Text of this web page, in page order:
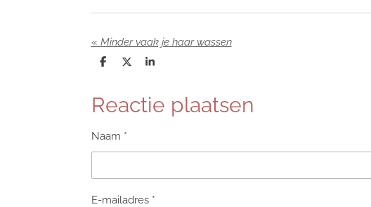
« Minder vaak je haar wassen
D
e
n
D
S
r
e
Reactie plaatsen
Naam *
E-mailadres *